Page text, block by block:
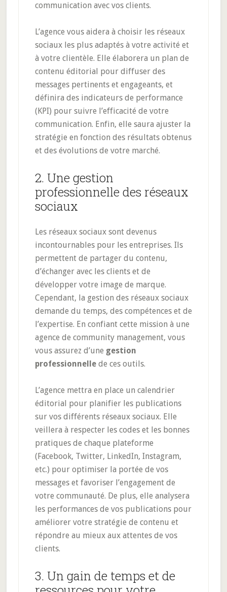
communication avec vos clients.
L’agence vous aidera à choisir les réseaux
sociaux les plus adaptés à votre activité et
à votre clientèle. Elle élaborera un plan de
contenu éditorial pour diffuser des
messages pertinents et engageants, et
définira des indicateurs de performance
(KPI) pour suivre l’efficacité de votre
communication. Enfin, elle saura ajuster la
stratégie en fonction des résultats obtenus
et des évolutions de votre marché.
2. Une gestion
professionnelle des réseaux
sociaux
Les réseaux sociaux sont devenus
incontournables pour les entreprises. Ils
permettent de partager du contenu,
d’échanger avec les clients et de
développer votre image de marque.
Cependant, la gestion des réseaux sociaux
demande du temps, des compétences et de
l’expertise. En confiant cette mission à une
agence de community management, vous
vous assurez d’une gestion
professionnellede ces outils.
L’agence mettra en place un calendrier
éditorial pour planifier les publications
sur vos différents réseaux sociaux. Elle
veillera à respecter les codes et les bonnes
pratiques de chaque plateforme
(Facebook, Twitter, LinkedIn, Instagram,
etc.) pour optimiser la portée de vos
messages et favoriser l’engagement de
votre communauté. De plus, elle analysera
les performances de vos publications pour
améliorer votre stratégie de contenu et
répondre au mieux aux attentes de vos
clients.
3. Un gain de temps et de